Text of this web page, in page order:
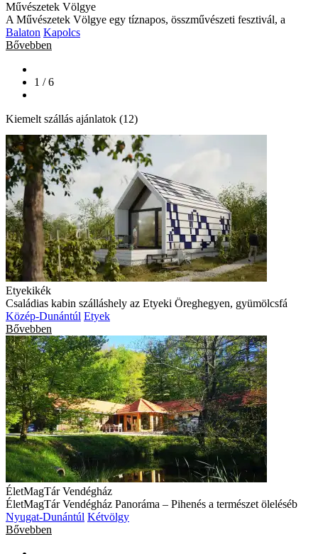
Művészetek Völgye
A Művészetek Völgye egy tíznapos, összművészeti fesztivál, a
Balaton Kapolcs
Bővebben
1 / 6
Kiemelt szállás ajánlatok (12)
Etyekikék
Családias kabin szálláshely az Etyeki Öreghegyen, gyümölcsfá
Közép-Dunántúl Etyek
Bővebben
ÉletMagTár Vendégház
ÉletMagTár Vendégház Panoráma – Pihenés a természet öleléséb
Nyugat-Dunántúl Kétvölgy
Bővebben